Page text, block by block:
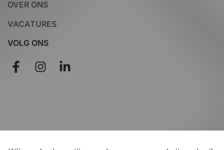
OVER ONS
VACATURES
VOLG ONS